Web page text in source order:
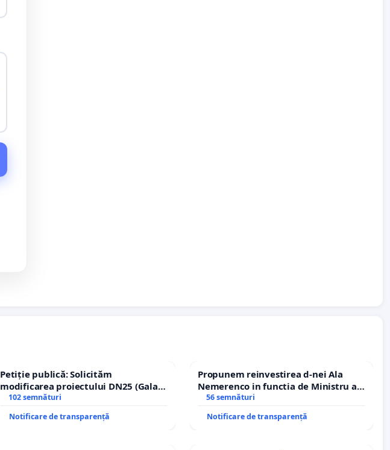
Petiție publică: Solicităm
modificarea proiectului DN25 (Galați
– Hanu Conachi) prin devierea
102 semnături
Notificare de transparență
Propunem reinvestirea d-nei Ala
Nemerenco in functia de Ministru al
Sanatatii
56 semnături
Notificare de transparență